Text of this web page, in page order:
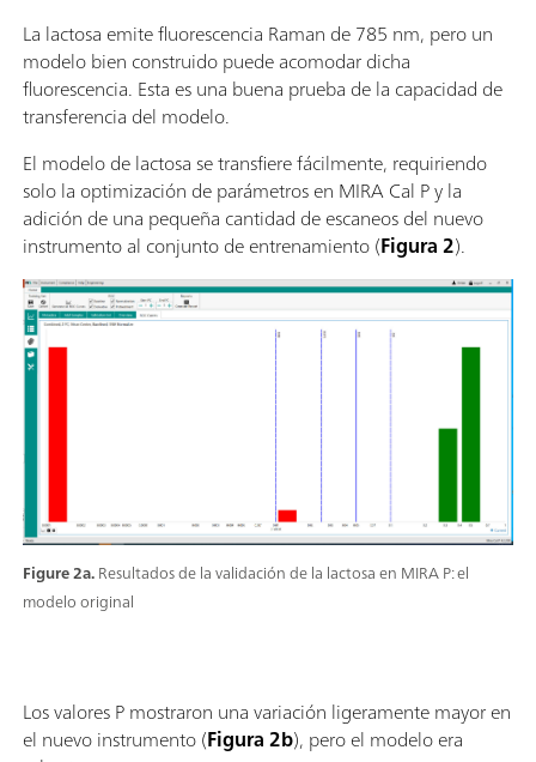
Figure 2a.Resultados de la validación de la lactosa en MIRA P: el
modelo original
La lactosa emite fluorescencia Raman de 785 nm, pero un
modelo bien construido puede acomodar dicha
fluorescencia. Esta es una buena prueba de la capacidad de
transferencia del modelo.
El modelo de lactosa se transfiere fácilmente, requiriendo
solo la optimización de parámetros en MIRA Cal P y la
adición de una pequeña cantidad de escaneos del nuevo
instrumento al conjunto de entrenamiento (Figura 2).
Los valores P mostraron una variación ligeramente mayor en
el nuevo instrumento (Figura 2b), pero el modelo era